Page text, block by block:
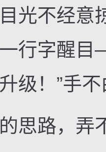
不经意
行字醒
级！”手
路，弄